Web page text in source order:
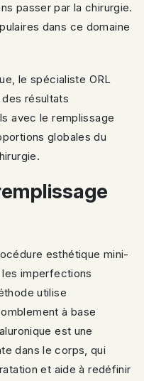
passer par la chirurgie.
dans ce domaine
le spécialiste ORL
résultats
avec le remplissage
globales du
esthétique mini-
imperfections
utilise
à base
est une
dans le corps, qui
et aide à redéfinir